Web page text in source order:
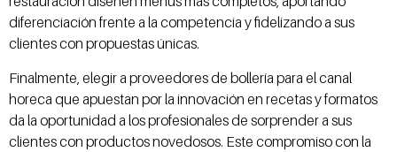
diferenciación frente a la competencia y fidelizando a sus
clientes con propuestas únicas.
Finalmente, elegir a proveedores de bollería para el canal
horeca que apuestan por la innovación en recetas y formatos
da la oportunidad a los profesionales de sorprender a sus
clientes con productos novedosos. Este compromiso con la